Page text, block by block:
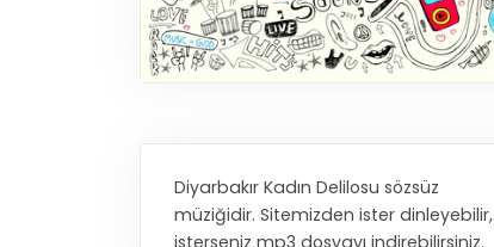
Diyarbakır Kadın Delilosu sözsüz
müziğidir. Sitemizden ister dinleyebilir,